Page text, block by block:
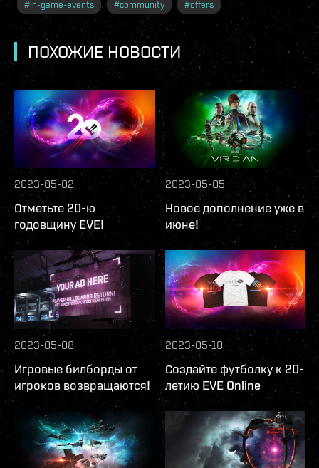
#in-game-events #community #offers
ПОХОЖИЕ НОВОСТИ
2023-05-02
Отметьте 20-ю
годовщину EVE!
2023-05-05
Новое дополнение уже в
июне!
2023-05-08
Игровые билборды от
игроков возвращаются!
2023-05-10
Создайте футболку к 20-
летию EVE Online